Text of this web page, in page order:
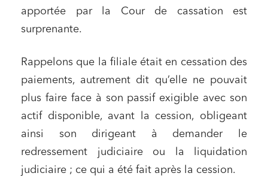
apportée par la Cour de cassation est
surprenante.
Rappelons que la filiale était en cessation des
paiements, autrement dit qu’elle ne pouvait
plus faire face à son passif exigible avec son
actif disponible, avant la cession, obligeant
ainsi son dirigeant à demander le
redressement judiciaire ou la liquidation
judiciaire ; ce qui a été fait après la cession.